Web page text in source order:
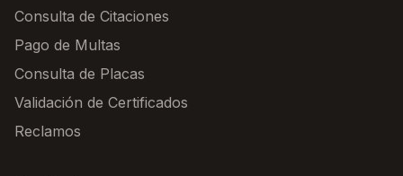
Consulta de Citaciones
Pago de Multas
Consulta de Placas
Validación de Certificados
Reclamos